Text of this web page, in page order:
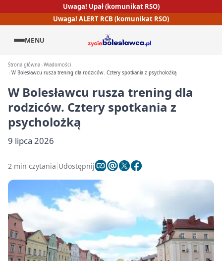
Uwaga! Upał (komunikat RSO)
Uwaga! ALERT RCB (komunikat RSO)
MENU
Strona główna Wiadomości
W Bolesławcu rusza trening dla rodziców. Cztery spotkania z psycholożką
W Bolesławcu rusza trening dla
rodziców. Cztery spotkania z
psycholożką
9 lipca 2026
2 min czytania Udostępnij